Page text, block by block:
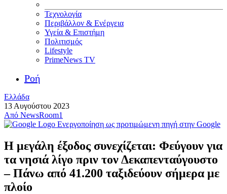
Τεχνολογία
Περιβάλλον & Ενέργεια
Υγεία & Επιστήμη
Πολιτισμός
Lifestyle
PrimeNews TV
Ροή
Ελλάδα
13 Αυγούστου 2023
Από NewsRoom1
Ενεργοποίηση ως προτιμώμενη πηγή στην Google
Η μεγάλη έξοδος συνεχίζεται: Φεύγουν για
τα νησιά λίγο πριν τον Δεκαπενταύγουστο
– Πάνω από 41.200 ταξιδεύουν σήμερα με
πλοίο